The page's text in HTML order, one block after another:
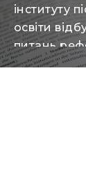
інституту
освіти
питань
середню